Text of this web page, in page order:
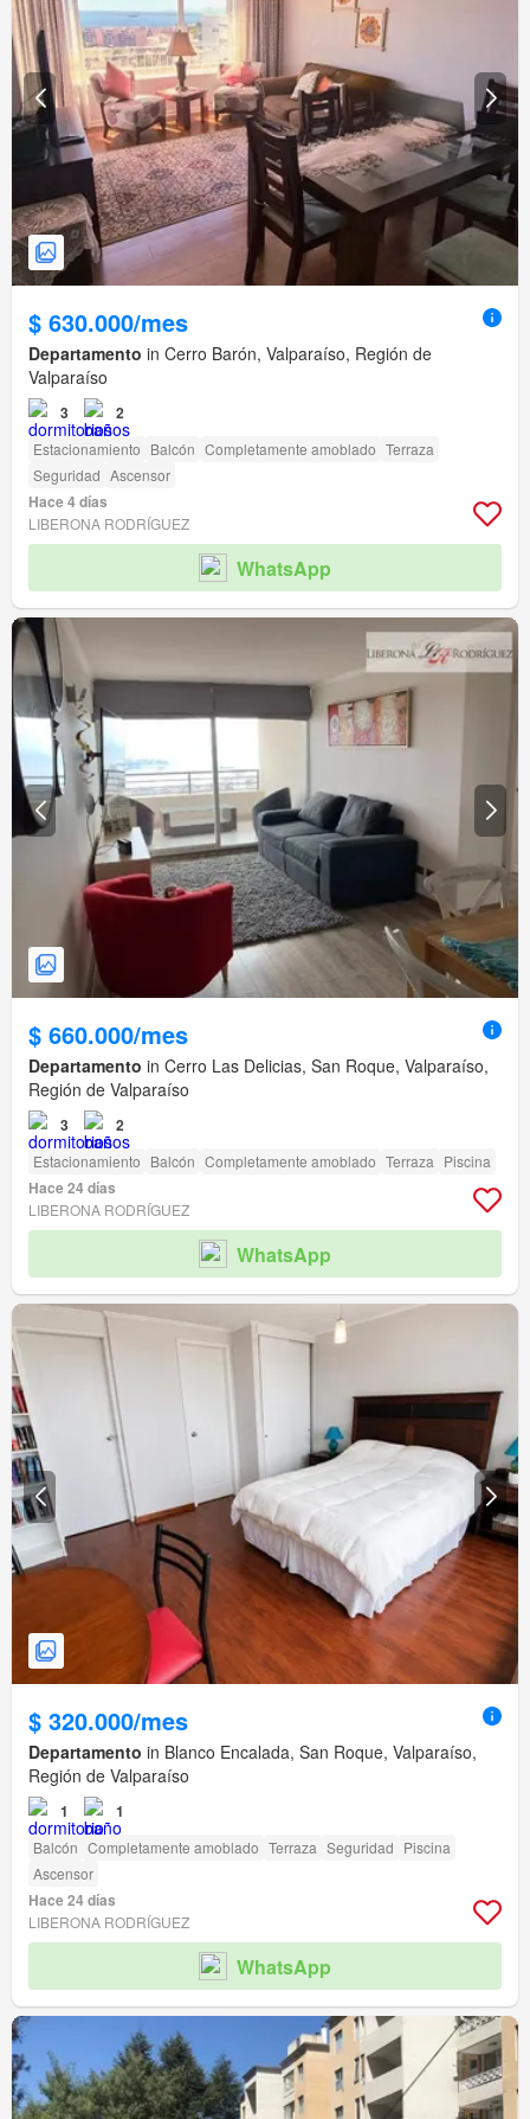
$ 630.000/mes
Departamento in Cerro Barón, Valparaíso, Región de
Valparaíso
3 2
Estacionamiento Balcón Completamente amoblado Terraza
Seguridad Ascensor
Hace 4 días
LIBERONA RODRÍGUEZ
WhatsApp
$ 660.000/mes
Departamento in Cerro Las Delicias, San Roque, Valparaíso,
Región de Valparaíso
3 2
Estacionamiento Balcón Completamente amoblado Terraza Piscina
Hace 24 días
LIBERONA RODRÍGUEZ
WhatsApp
$ 320.000/mes
Departamento in Blanco Encalada, San Roque, Valparaíso,
Región de Valparaíso
1 1
Balcón Completamente amoblado Terraza Seguridad Piscina
Ascensor
Hace 24 días
LIBERONA RODRÍGUEZ
WhatsApp